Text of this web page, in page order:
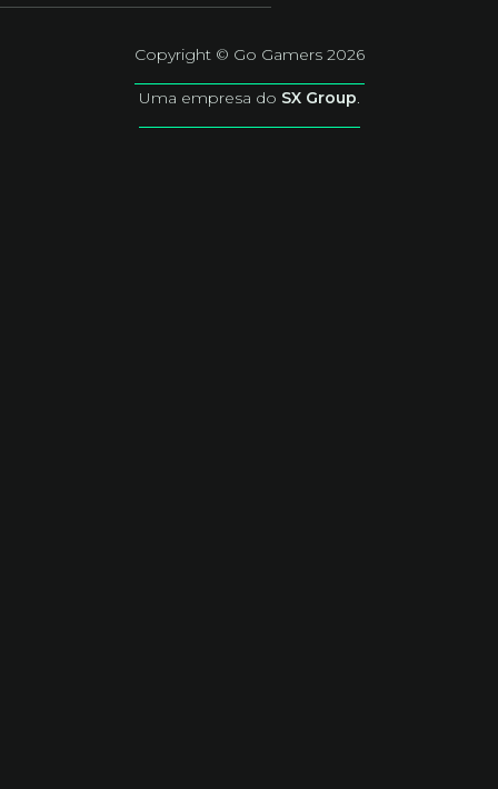
Uma empresa do SX Group.
Copyright © Go Gamers 2026